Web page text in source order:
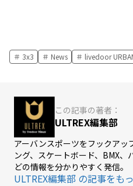
3x3 News livedoor
この記事の著者：
ULTREX編集部
アーバンスポーツをフックアッ
ング、スケートボード、BMX
どの情報を分かりやすく発信。
ULTREX編集部 の記事をも